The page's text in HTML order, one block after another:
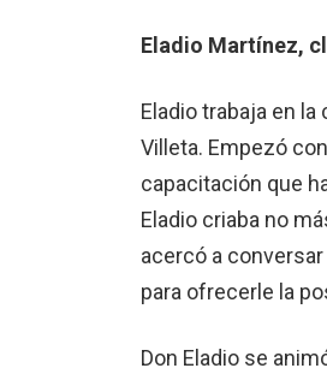
Eladio Martínez,
Eladio trabaja en
Villeta. Empezó
capacitación que
Eladio criaba no
acercó a
para ofrecerle la
Don Eladio se